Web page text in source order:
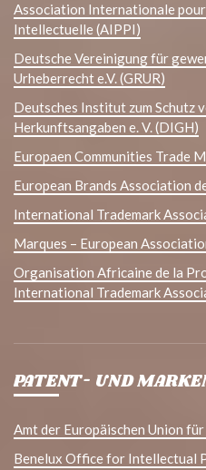
Association Internationale
Intellectuelle (AIPPI)
Deutsche Vereinigung für
Urheberrecht e.V. (GRUR)
Deutsches Institut zum Schutz
Herkunftsangaben e. V. (DIGH)
Europaen Communities Trade
European Brands Association
International Trademark
Marques – European
Organisation Africaine de la
International Trademark
PATENT- UND
Amt der Europäischen Union
Benelux Office for Intellectual